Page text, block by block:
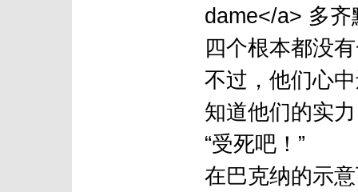
dame</a> 多
四个根本都没
不过，他们心
知道他们的实
“受死吧！”
在巴克纳的示